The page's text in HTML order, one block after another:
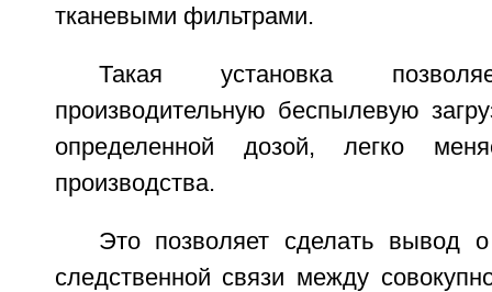
тканевыми фильтрами.
Такая установка
производительную беспылевую
определенной дозой, легко
производства.
Это позволяет сделать вывод
следственной связи между